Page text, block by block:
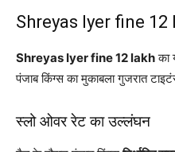
Shreyas Iyer fine 12
Shreyas Iyer fine 12 lakhका
पंजाब किंग्स का मुकाबला गुजरात
स्लो ओवर रेट का उल्लंघन